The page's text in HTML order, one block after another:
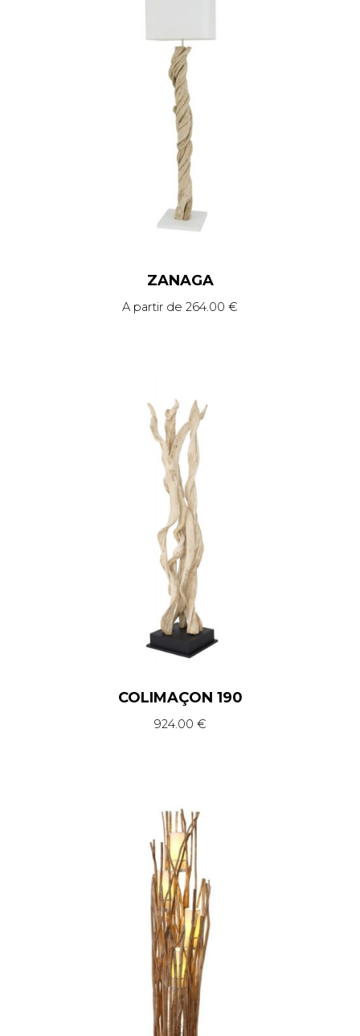
ZANAGA
A partir de 264.00 €
COLIMAÇON 190
924.00 €